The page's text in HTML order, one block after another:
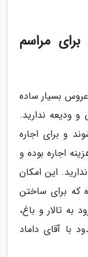
مراسم
بسیار ساده
ودیعه ندارید.
و برای اجاره
اجاره بوده و
این امکان
که برای ساختن
به تالار و باغ،
با آقای داماد